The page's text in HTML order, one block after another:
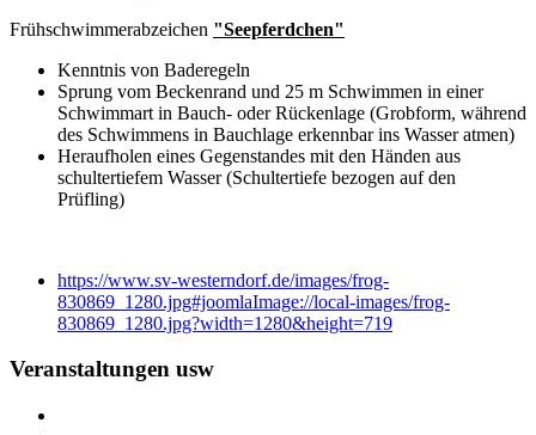
Frühschwimmerabzeichen "Seepferdchen"
Kenntnis von Baderegeln
Sprung vom Beckenrand und 25 m Schwimmen in einer
Schwimmart in Bauch- oder Rückenlage (Grobform, während
des Schwimmens in Bauchlage erkennbar ins Wasser atmen)
Heraufholen eines Gegenstandes mit den Händen aus
schultertiefem Wasser (Schultertiefe bezogen auf den
Prüfling)
https://www.sv-westerndorf.de/images/frog-
830869_1280.jpg#joomlaImage://local-images/frog-
830869_1280.jpg?width=1280&height=719
Veranstaltungen usw